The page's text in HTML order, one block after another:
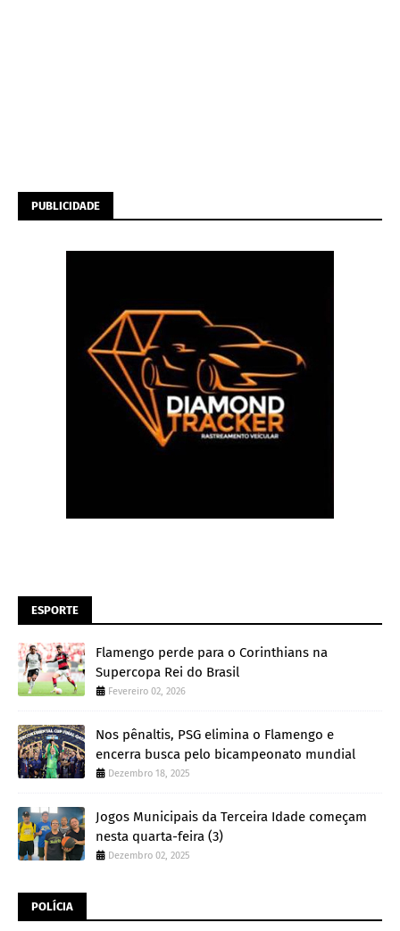
PUBLICIDADE
ESPORTE
Flamengo perde para o Corinthians na
Supercopa Rei do Brasil
Fevereiro 02, 2026
Nos pênaltis, PSG elimina o Flamengo e
encerra busca pelo bicampeonato mundial
Dezembro 18, 2025
Jogos Municipais da Terceira Idade começam
nesta quarta-feira (3)
Dezembro 02, 2025
POLÍCIA